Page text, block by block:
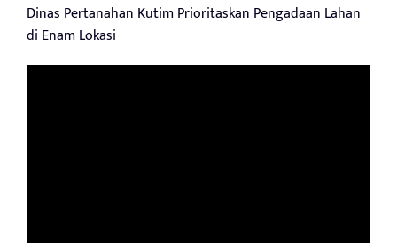
Dinas Pertanahan Kutim Prioritaskan Pengadaan Lahan
di Enam Lokasi